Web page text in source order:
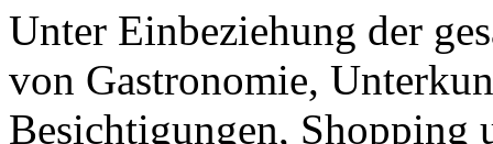
Unter Einbeziehung der
von Gastronomie,
Besichtigungen, Shopping